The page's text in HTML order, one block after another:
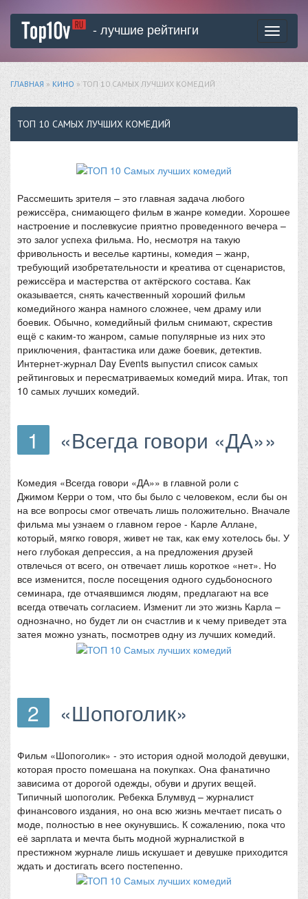
Toggle
- лучшие рейтинги
ГЛАВНАЯ »КИНО» ТОП 10 САМЫХ ЛУЧШИХ КОМЕДИЙ
ТОП 10 САМЫХ ЛУЧШИХ КОМЕДИЙ
Рассмешить зрителя – это главная задача любого
режиссёра, снимающего фильм в жанре комедии. Хорошее
настроение и послевкусие приятно проведенного вечера –
это залог успеха фильма. Но, несмотря на такую
фривольность и веселье картины, комедия – жанр,
требующий изобретательности и креатива от сценаристов,
режиссёра и мастерства от актёрского состава. Как
оказывается, снять качественный хороший фильм
комедийного жанра намного сложнее, чем драму или
боевик. Обычно, комедийный фильм снимают, скрестив
ещё с каким-то жанром, самые популярные из них это
приключения, фантастика или даже боевик, детектив.
Интернет-журнал Day Events выпустил список самых
рейтинговых и пересматриваемых комедий мира. Итак, топ
10 самых лучших комедий.
1 «Всегда говори «ДА»»
Комедия «Всегда говори «ДА»» в главной роли с
Джимом Керри о том, что бы было с человеком, если бы он
на все вопросы смог отвечать лишь положительно. Вначале
фильма мы узнаем о главном герое - Карле Аллане,
который, мягко говоря, живет не так, как ему хотелось бы. У
него глубокая депрессия, а на предложения друзей
отвлечься от всего, он отвечает лишь короткое «нет». Но
все изменится, после посещения одного судьбоносного
семинара, где отчаявшимся людям, предлагают на все
всегда отвечать согласием. Изменит ли это жизнь Карла –
однозначно, но будет ли он счастлив и к чему приведет эта
затея можно узнать, посмотрев одну из лучших комедий.
2 «Шопоголик»
Фильм «Шопоголик» - это история одной молодой девушки,
которая просто помешана на покупках. Она фанатично
зависима от дорогой одежды, обуви и других вещей.
Типичный шопоголик. Ребекка Блумвуд – журналист
финансового издания, но она всю жизнь мечтает писать о
моде, полностью в нее окунувшись. К сожалению, пока что
её зарплата и мечта быть модной журналисткой в
престижном журнале лишь искушает и девушке приходится
ждать и достигать всего постепенно.